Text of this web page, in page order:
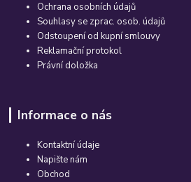
Ochrana osobních údajů
Souhlasy se zprac. osob. údajů
Odstoupení od kupní smlouvy
Reklamační protokol
Právní doložka
Informace o nás
Kontaktní údaje
Napište nám
Obchod